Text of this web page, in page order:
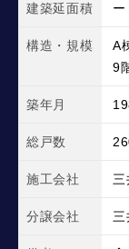
建築延面積 ー
構造・規模
A
9
築年月
総戸数
施工会社 三
分譲会社 三